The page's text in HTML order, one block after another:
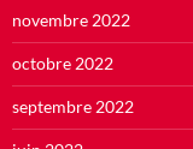
novembre 2022
octobre 2022
septembre 2022